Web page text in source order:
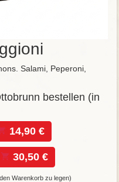
Salami, Peperoni,
bestellen (in
14,90 €
30,50 €
Warenkorb zu legen)